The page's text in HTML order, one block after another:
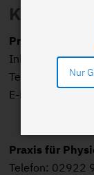
Kontakt
Praxis für
Inhaberin
Telefon: 02922
E-Mail:
Praxis für
Telefon: 02922
Nur